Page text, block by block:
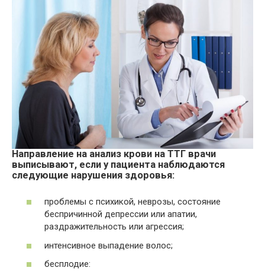
Направление на анализ крови на ТТГ врачи
выписывают, если у пациента наблюдаются
следующие нарушения здоровья:
проблемы с психикой, неврозы, состояние
беспричинной депрессии или апатии,
раздражительность или агрессия;
интенсивное выпадение волос;
бесплодие: